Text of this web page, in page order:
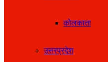
कोलकाता
उत्तरप्रदेश